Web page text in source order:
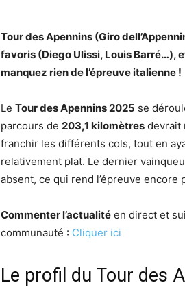
Tour des Apennins (Giro
favoris (Diego Ulissi, Louis Barré…),
manquez rien de l’épreuve italienne !
Le Tour des Apennins 2025 se
parcours de 203,1 kilomètres devrait
franchir les différents cols, tout en
relativement plat. Le dernier
absent, ce qui rend l’épreuve encore
Commenter l’actualité en direct et
communauté : Cliquer ici
Le profil du Tour des